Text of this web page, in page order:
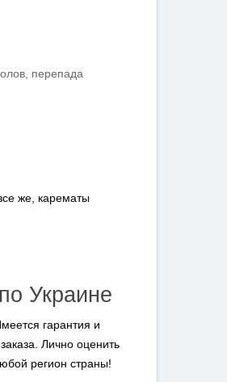
перепада
же, карематы
Украине
гарантия и
Лично оценить
регион страны!